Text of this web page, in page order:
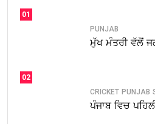
01
PUNJAB
ਮੁੱਖ ਮੰਤਰੀ ਵੱਲੋਂ
02
CRICKET PUNJAB
ਪੰਜਾਬ ਵਿਚ